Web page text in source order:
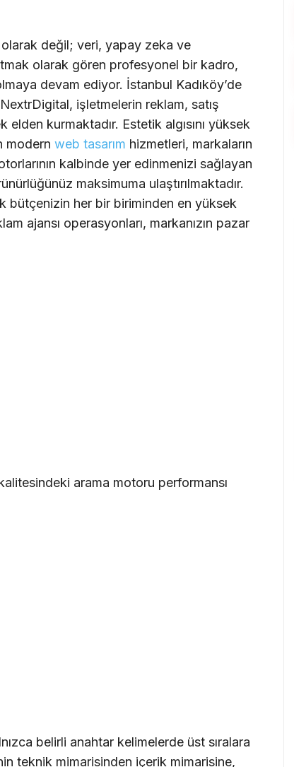
değil; veri, yapay zeka ve
olarak gören profesyonel bir kadro,
devam ediyor. İstanbul Kadıköy’de
işletmelerin reklam, satış
elden kurmaktadır. Estetik algısını yüksek
modern web tasarım hizmetleri, markaların
kalbinde yer edinmenizi sağlayan
maksimuma ulaştırılmaktadır.
bütçenizin her bir biriminden en yüksek
ajansı operasyonları, markanızın pazar
arama motoru performansı
belirli anahtar kelimelerde üst sıralara
teknik mimarisinden içerik mimarisine,